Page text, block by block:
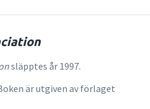
släpptes år 1997.
är utgiven av förlaget